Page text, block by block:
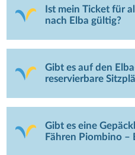
Ist mein Ticket für
nach Elba gültig?
Gibt es auf den
reservierbare
Gibt es eine
Fähren Piombino –